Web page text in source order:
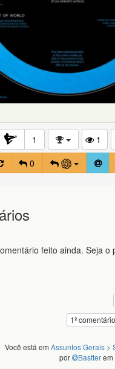
1
1
0
feito ainda. Seja o
1º comentário
Você está em Assuntos Gerais >
por
Bastterem